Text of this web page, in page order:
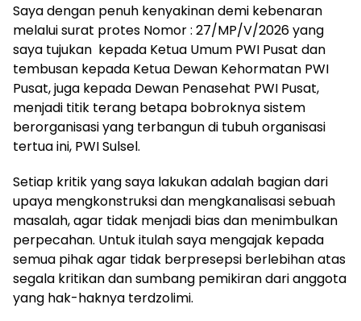
Saya dengan penuh kenyakinan demi kebenaran
melalui surat protes Nomor : 27/MP/V/2026 yang
saya tujukan kepada Ketua Umum PWI Pusat dan
tembusan kepada Ketua Dewan Kehormatan PWI
Pusat, juga kepada Dewan Penasehat PWI Pusat,
menjadi titik terang betapa bobroknya sistem
berorganisasi yang terbangun di tubuh organisasi
tertua ini, PWI Sulsel.
Setiap kritik yang saya lakukan adalah bagian dari
upaya mengkonstruksi dan mengkanalisasi sebuah
masalah, agar tidak menjadi bias dan menimbulkan
perpecahan. Untuk itulah saya mengajak kepada
semua pihak agar tidak berpresepsi berlebihan atas
segala kritikan dan sumbang pemikiran dari anggota
yang hak-haknya terdzolimi.